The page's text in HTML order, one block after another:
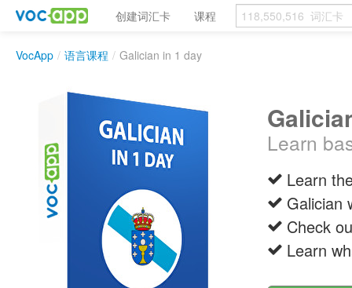
创建词汇卡 课程
VocApp / 语言课程 / Galician in 1 day
Learn
Learn
Galician
Check
Learn